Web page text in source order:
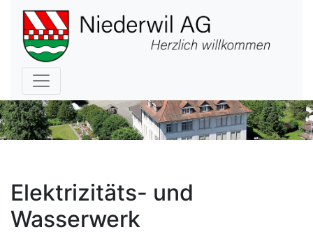
Hauptnavigation
Elektrizitäts- und
Wasserwerk